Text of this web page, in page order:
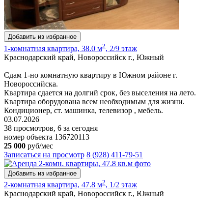
Добавить из избранное
1-комнатная квартира, 38.0 м2, 2/9 этаж
Краснодарский край, Новороссийск г., Южный
Сдам 1-но комнатную квартиру в Южном районе г.
Новороссийска.
Квартира сдается на долгий срок, без выселения на лето.
Квартира оборудована всем необходимым для жизни.
Кондиционер, ст. машинка, телевизор , мебель.
03.07.2026
38 просмотров, 6 за сегодня
номер объекта 136720113
25 000 руб/мес
Записаться на просмотр 8 (928) 411-79-51
Добавить из избранное
2-комнатная квартира, 47.8 м2, 1/2 этаж
Краснодарский край, Новороссийск г., Южный